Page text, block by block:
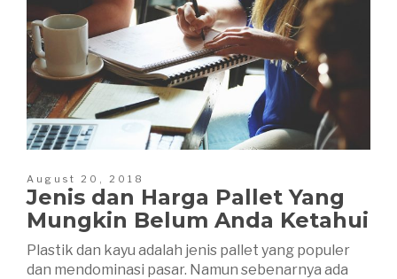
August 20, 2018
Jenis dan Harga Pallet Yang
Mungkin Belum Anda Ketahui
Plastik dan kayu adalah jenis pallet yang populer
dan mendominasi pasar. Namun sebenarnya ada